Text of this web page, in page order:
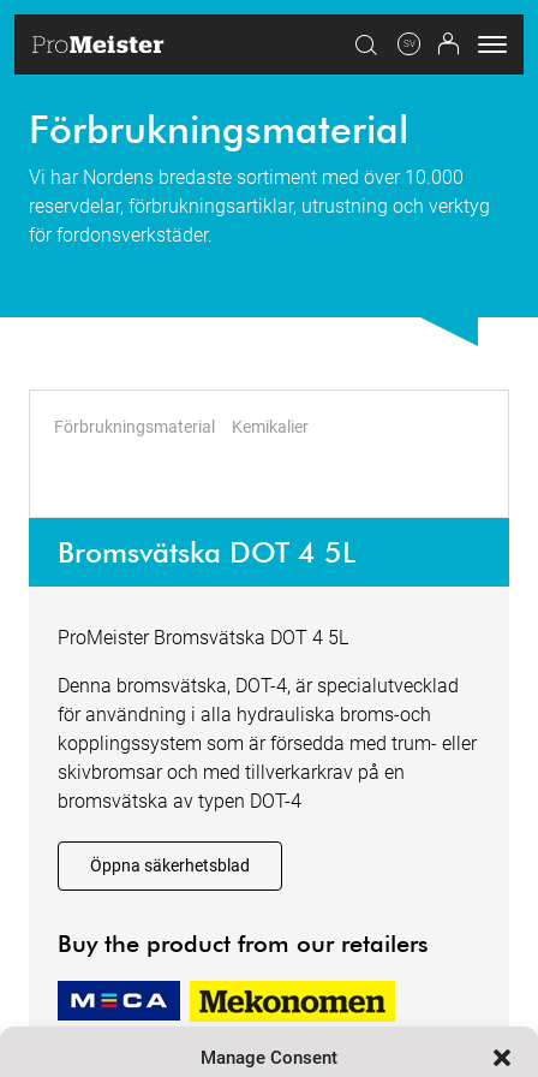
Manage Consent
SV
Förbrukningsmaterial
Vi har Nordens bredaste sortiment med över 10.000
reservdelar, förbrukningsartiklar, utrustning och verktyg
för fordonsverkstäder.
Förbrukningsmaterial Kemikalier
Bromsvätska DOT 4 5L
ProMeister Bromsvätska DOT 4 5L
Denna bromsvätska, DOT-4, är specialutvecklad
för användning i alla hydrauliska broms-och
kopplingssystem som är försedda med trum- eller
skivbromsar och med tillverkarkrav på en
bromsvätska av typen DOT-4
Öppna säkerhetsblad
Buy the product from our retailers